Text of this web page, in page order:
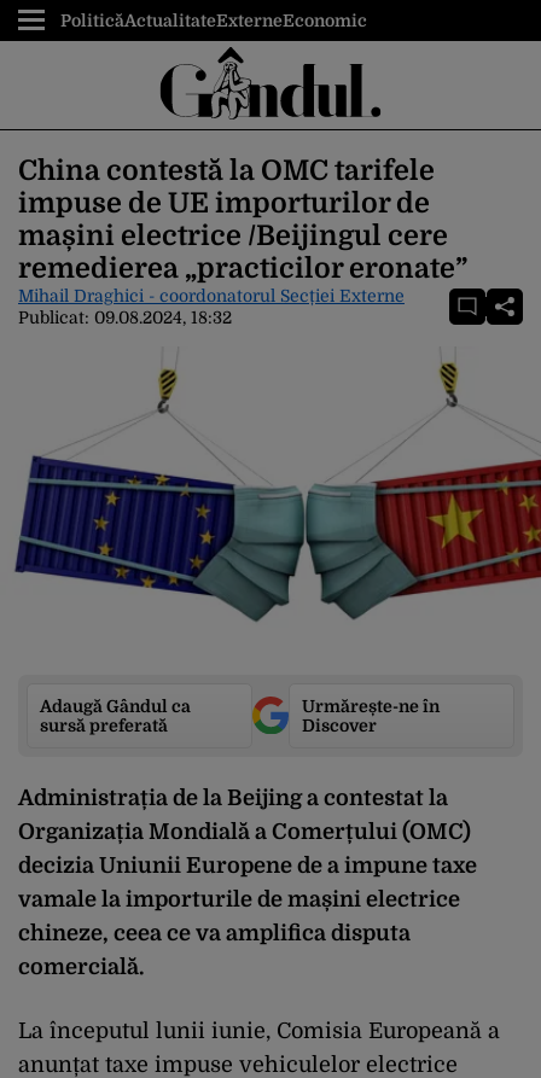
PoliticăActualitateExterneEconomic
China contestă la OMC tarifele
impuse de UE importurilor de
mașini electrice /Beijingul cere
remedierea „practicilor eronate”
Mihail Draghici - coordonatorul Secției Externe
Publicat: 09.08.2024, 18:32
Adaugă Gândul ca
sursă preferată
Urmărește-ne în
Discover
Administrația de la Beijing a contestat la
Organizația Mondială a Comerțului (OMC)
decizia Uniunii Europene de a impune taxe
vamale la importurile de mașini electrice
chineze, ceea ce va amplifica disputa
comercială.
La începutul lunii iunie, Comisia Europeană a
anunțat taxe impuse vehiculelor electrice